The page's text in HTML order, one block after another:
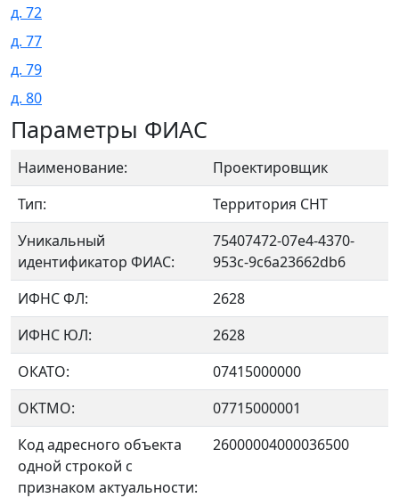
д. 72
д. 77
д. 79
д. 80
Параметры ФИАС
Наименование:
Проектировщик
Тип:
Территория СНТ
Уникальный
идентификатор ФИАС:
75407472-07e4-4370-
953c-9c6a23662db6
ИФНС ФЛ:
2628
ИФНС ЮЛ:
2628
ОКАТО:
07415000000
OKTMO:
07715000001
Код адресного объекта
одной строкой с
признаком актуальности:
26000004000036500